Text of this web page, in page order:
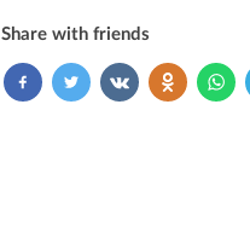
Share with friends